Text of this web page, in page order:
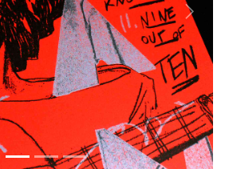
Next